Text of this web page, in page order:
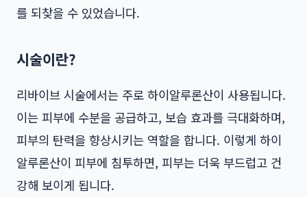
를 되찾을 수 있었습니다.
시술이란?
리바이브 시술에서는 주로 하이알루론산이 사용됩니다.
이는 피부에 수분을 공급하고, 보습 효과를 극대화하며,
피부의 탄력을 향상시키는 역할을 합니다. 이렇게 하이
알루론산이 피부에 침투하면, 피부는 더욱 부드럽고 건
강해 보이게 됩니다.